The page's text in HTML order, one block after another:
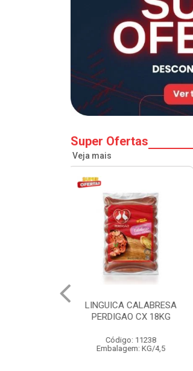
Super Ofertas
Veja mais
MORTADELA PERDIGAO
FRANGO CAIXA 14KG
Código: 1219
Embalagem: KG/14